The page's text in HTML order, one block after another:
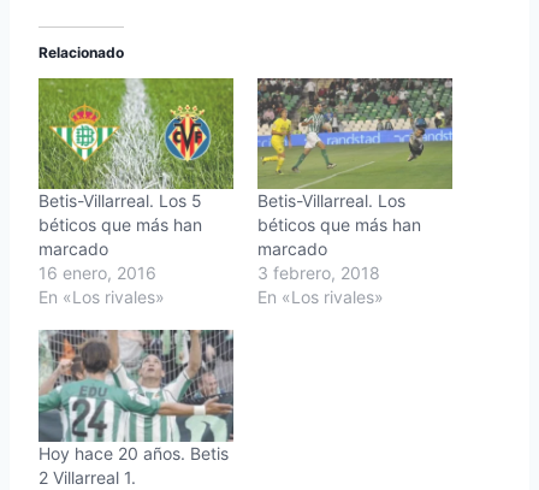
Relacionado
Betis-Villarreal. Los 5
béticos que más han
marcado
16 enero, 2016
En «Los rivales»
Betis-Villarreal. Los
béticos que más han
marcado
3 febrero, 2018
En «Los rivales»
Hoy hace 20 años. Betis
2 Villarreal 1.